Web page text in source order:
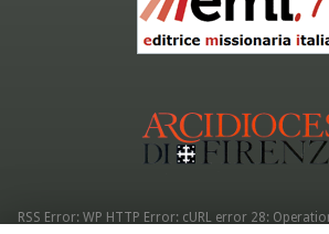
RSS Error: WP HTTP Error: cURL error 28: